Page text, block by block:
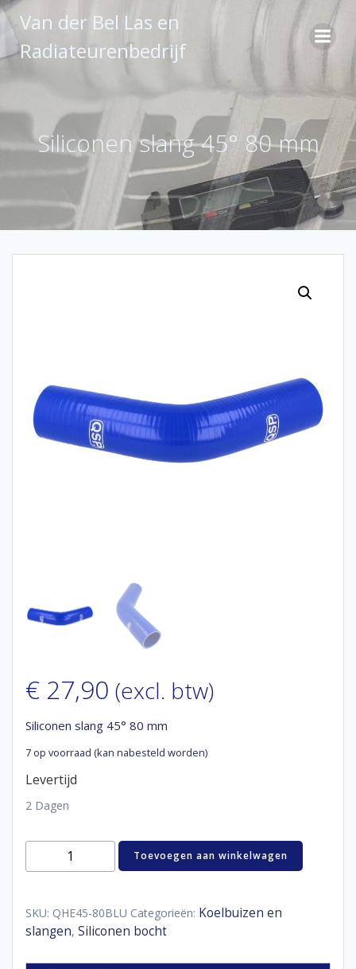
Ga
naar
inhoud
Van der Bel Las en
Radiateurenbedrijf
Siliconen slang 45° 80 mm
€ 27,90 (excl. btw)
Siliconen slang 45° 80 mm
7 op voorraad (kan nabesteld worden)
Levertijd
2 Dagen
Siliconen
mm
aantal
Toevoegen aan winkelwagen
SKU: QHE45-80BLU Categorieën: Koelbuizen en
slangen, Siliconen bocht